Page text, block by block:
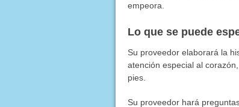
empeora.
Lo que se puede
Su proveedor elaborará la
atención especial al
pies.
Su proveedor hará